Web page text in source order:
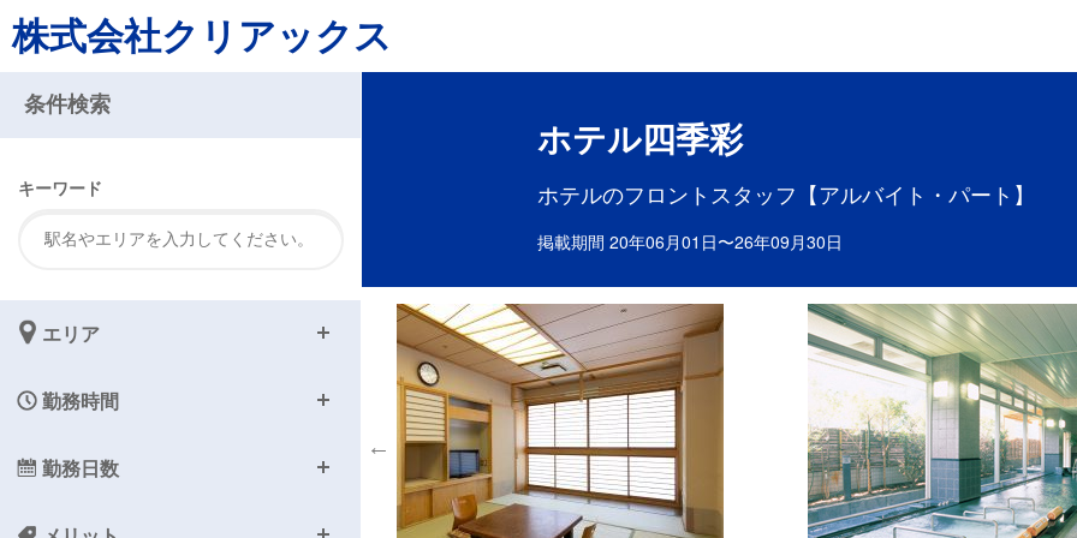
株式会社クリアックス
ホテル四季彩
ホテルのフロントスタッフ【アルバイト・パート】
掲載期間 20年06月01日〜26年09月30日
条件検索
キーワード
エリア
勤務時間
勤務日数